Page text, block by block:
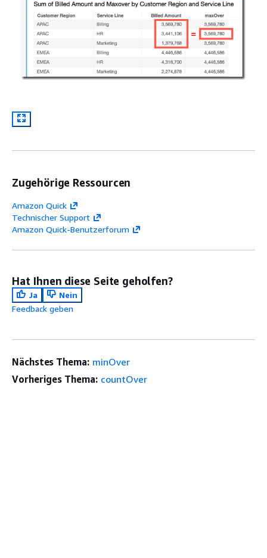
Zugehörige Ressourcen
Amazon Quick
Technischer Support
Amazon Quick-Benutzerforum
Hat Ihnen diese Seite geholfen?
Ja
Nein
Feedback geben
Nächstes Thema: minOver
Vorheriges Thema: countOver